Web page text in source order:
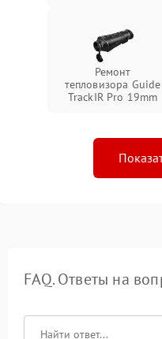
Ремонт
тепловизора Guide
TrackIR Pro 19mm
FAQ. Ответы на